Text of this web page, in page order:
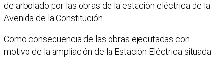
de arbolado por las obras de la estación eléctrica de la
Avenida de la Constitución.
Como consecuencia de las obras ejecutadas con
motivo de la ampliación de la Estación Eléctrica situada